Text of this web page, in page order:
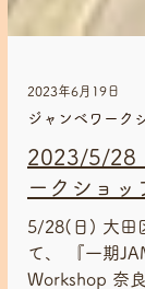
2023年6月19日
ジャンベワーク
2023/5/28
ークショ